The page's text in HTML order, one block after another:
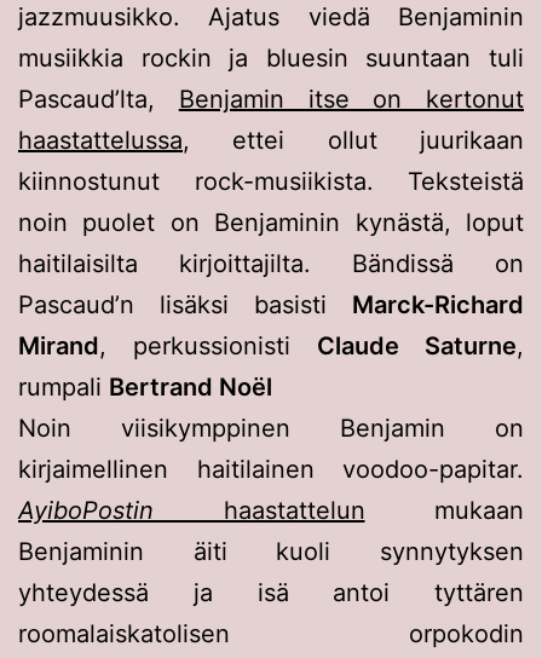
jazzmuusikko. Ajatus viedä Benjaminin
musiikkia rockin ja bluesin suuntaan tuli
Pascaud’lta, Benjamin itse on kertonut
haastattelussa, ettei ollut juurikaan
kiinnostunut rock-musiikista. Teksteistä
noin puolet on Benjaminin kynästä, loput
haitilaisilta kirjoittajilta. Bändissä on
Pascaud’n lisäksi basisti Marck-Richard
Mirand, perkussionisti Claude Saturne,
rumpali Bertrand Noël
Noin viisikymppinen Benjamin on
kirjaimellinen haitilainen voodoo-papitar.
AyiboPostin haastattelun mukaan
Benjaminin äiti kuoli synnytyksen
yhteydessä ja isä antoi tyttären
roomalaiskatolisen orpokodin